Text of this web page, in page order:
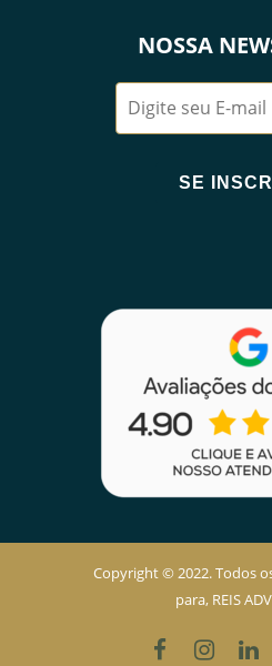
NOSSA
Copyright © 2022. Todos
para, REIS